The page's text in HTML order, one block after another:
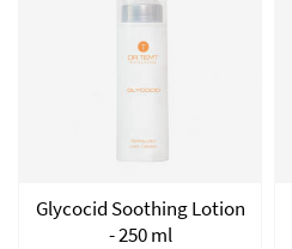
Glycocid Soothing Lotion
- 250 ml